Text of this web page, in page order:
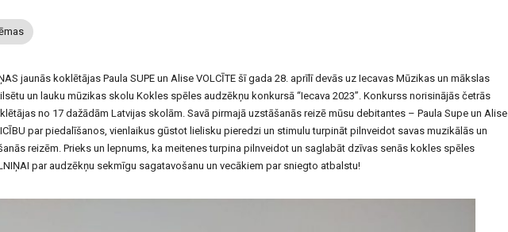
jaunās koklētājas Paula SUPE un Alise VOLCĪTE šī gada 28. aprīlī devās uz Iecavas Mūzikas un mākslas
un lauku mūzikas skolu Kokles spēles audzēkņu konkursā “Iecava 2023”. Konkurss norisinājās četrās
no 17 dažādām Latvijas skolām. Savā pirmajā uzstāšanās reizē mūsu debitantes – Paula Supe un Alise
par piedalīšanos, vienlaikus gūstot lielisku pieredzi un stimulu turpināt pilnveidot savas muzikālās un
reizēm. Prieks un lepnums, ka meitenes turpina pilnveidot un saglabāt dzīvas senās kokles spēles
par audzēkņu sekmīgu sagatavošanu un vecākiem par sniegto atbalstu!